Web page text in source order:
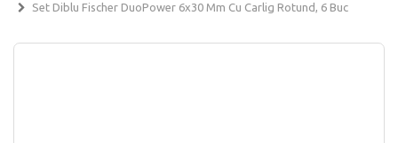
Set Diblu Fischer DuoPower 6x30 Mm Cu Carlig Rotund, 6 Buc